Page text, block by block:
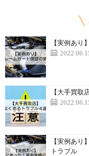
【実例あり
【大手買取
【実例あり
トラブル